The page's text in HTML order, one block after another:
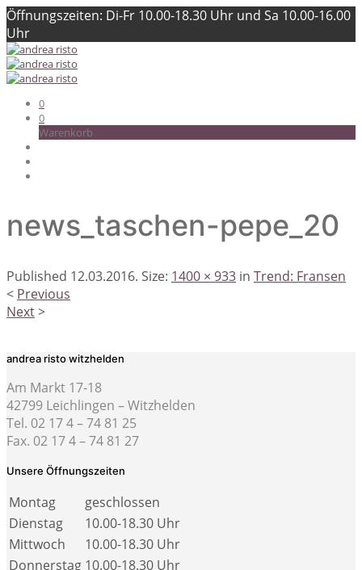
Öffnungszeiten: Di-Fr 10.00-18.30 Uhr und Sa 10.00-16.00
Uhr
0
0
Warenkorb
news_taschen-pepe_20
Published 12.03.2016. Size: 1400 × 933 in Trend: Fransen
< Previous
Next>
andrea risto witzhelden
Am Markt 17-18
42799 Leichlingen – Witzhelden
Tel. 02 17 4 – 74 81 25
Fax. 02 17 4 – 74 81 27
Unsere Öffnungszeiten
Montag
geschlossen
Dienstag
10.00-18.30 Uhr
Mittwoch
10.00-18.30 Uhr
Donnerstag 10.00-18.30 Uhr